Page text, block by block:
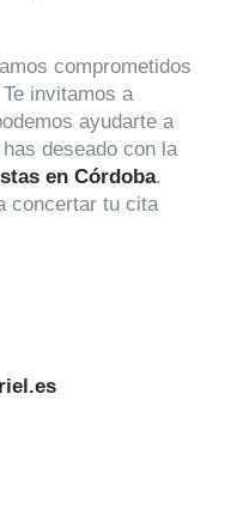
comprometidos
invitamos a
ayudarte a
deseado con la
en Córdoba.
concertar tu cita